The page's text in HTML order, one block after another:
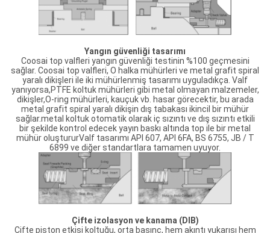
Yangın güvenliği tasarımı
Coosai top valfleri yangın güvenliği testinin %100 geçmesini
sağlar. Coosai top valfleri, O halka mühürleri ve metal grafit spiral
yaralı dikişleri ile iki mühürlenmiş tasarımı uyguladıkça. Valf
yanıyorsa,PTFE koltuk mühürleri gibi metal olmayan malzemeler,
dikişler,O-ring mühürleri, kauçuk vb. hasar görecektir, bu arada
metal grafit spiral yaralı dikişin dış tabakası ikincil bir mühür
sağlar.metal koltuk otomatik olarak iç sızıntı ve dış sızıntı etkili
bir şekilde kontrol edecek yayın baskı altında top ile bir metal
mühür oluştururValf tasarımı API 607, API 6FA, BS 6755, JB / T
6899 ve diğer standartlara tamamen uyuyor.
Çifte izolasyon ve kanama (DIB)
Çifte piston etkisi koltuğu, orta basınç, hem akıntı yukarısı hem